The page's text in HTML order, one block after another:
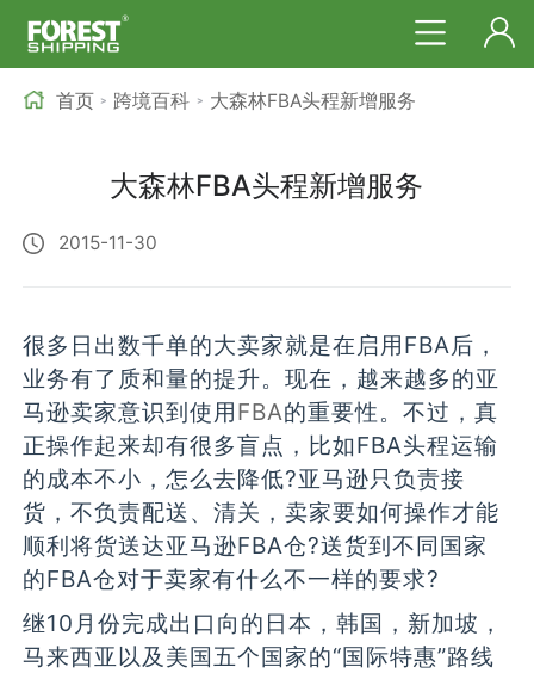
首页 > 跨境百科 > 大森林FBA头程新增服务
大森林FBA头程新增服务
2015-11-30
很多日出数千单的大卖家就是在启用FBA后，
业务有了质和量的提升。现在，越来越多的亚
马逊卖家意识到使用FBA的重要性。不过，真
正操作起来却有很多盲点，比如FBA头程运输
的成本不小，怎么去降低?亚马逊只负责接
货，不负责配送、清关，卖家要如何操作才能
顺利将货送达亚马逊FBA仓?送货到不同国家
的FBA仓对于卖家有什么不一样的要求?
继10月份完成出口向的日本，韩国，新加坡，
马来西亚以及美国五个国家的“国际特惠”路线